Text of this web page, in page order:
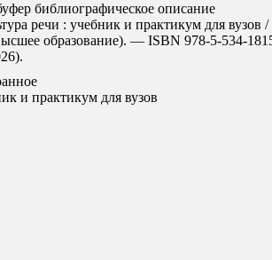
библиографическое описание
речи : учебник и практикум для
образование). — ISBN 978-5-534-
и практикум для вузов